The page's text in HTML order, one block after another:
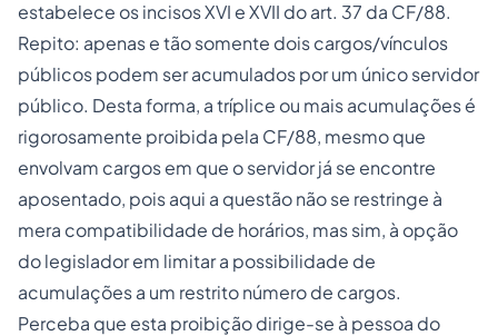
estabelece os incisos XVI e XVII do art. 37 da CF/88.
Repito: apenas e tão somente dois cargos/vínculos
públicos podem ser acumulados por um único servidor
público. Desta forma, a tríplice ou mais acumulações é
rigorosamente proibida pela CF/88, mesmo que
envolvam cargos em que o servidor já se encontre
aposentado, pois aqui a questão não se restringe à
mera compatibilidade de horários, mas sim, à opção
do legislador em limitar a possibilidade de
acumulações a um restrito número de cargos.
Perceba que esta proibição dirige-se à pessoa do